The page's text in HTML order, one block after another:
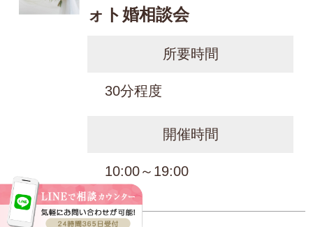
ォト婚相談会
所要時間
30分程度
開催時間
10:00～19:00